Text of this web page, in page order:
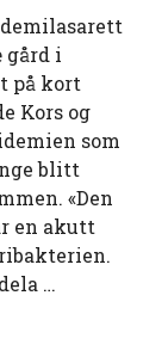
gård i
på kort
Kors og
som
blitt
«Den
en akutt
…
gård